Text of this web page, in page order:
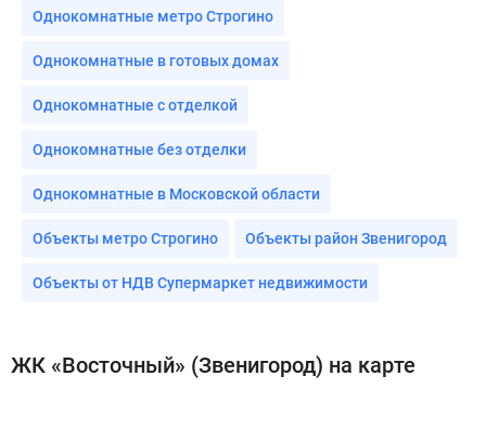
Однокомнатные метро Строгино
Однокомнатные в готовых домах
Однокомнатные с отделкой
Однокомнатные без отделки
Однокомнатные в Московской области
Объекты метро Строгино Объекты район Звенигород
Объекты от НДВ Супермаркет недвижимости
ЖК «Восточный» (Звенигород) на карте